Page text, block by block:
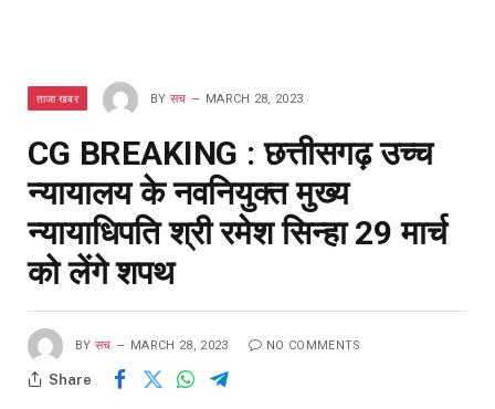
ताजा खबर BY सच MARCH 28, 2023
CG BREAKING : छत्तीसगढ़ उच्च
न्यायालय के नवनियुक्त मुख्य
न्यायाधिपति श्री रमेश सिन्हा 29 मार्च
को लेंगे शपथ
BY सच MARCH 28, 2023 NO COMMENTS
Share